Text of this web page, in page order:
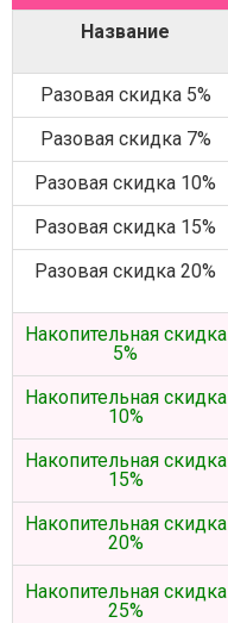
Название
Разовая скидка 5%
Разовая скидка 7%
Разовая скидка 10%
Разовая скидка 15%
Разовая скидка 20%
Накопительная скидка
5%
Накопительная скидка
10%
Накопительная скидка
15%
Накопительная скидка
20%
Накопительная скидка
25%